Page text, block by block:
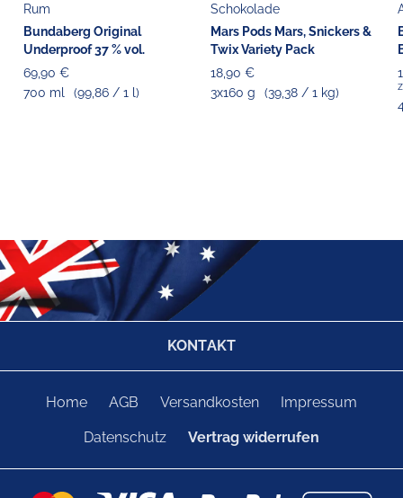
Rum
Bundaberg Original
Underproof 37 % vol.
69,90 €
700 ml
(99,86 / 1 l)
Schokolade
Mars Pods Mars, Snickers &
Twix Variety Pack
18,90 €
3x160 g
(39,38 / 1 kg)
KONTAKT
Home AGB Versandkosten Impressum
Datenschutz Vertrag widerrufen